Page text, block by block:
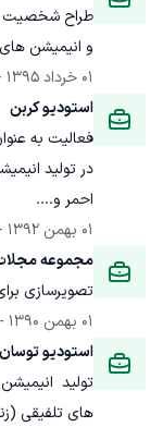
طراح شخصیت
و انیمیشن
01 خرداد 1395
استودیو کربن
فعالیت به
در تولید
احمر و....
01 بهمن 1392
-
مجموعه
تصویرسازی
01 بهمن 1390
-
استودیو توسان
تولید
های تلفیقی